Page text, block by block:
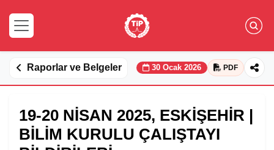
Raporlar ve Belgeler 30 Ocak 2026 PDF
19-20 NİSAN 2025, ESKİŞEHİR |
BİLİM KURULU ÇALIŞTAYI